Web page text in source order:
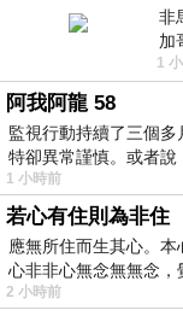
非
加
1
阿我阿龍 58
監視行動持續了三個
特卻異常謹慎。或者
1 小時前
若心有住則為非住
應無所住而生其心。
心非非心無念無無念
2 小時前